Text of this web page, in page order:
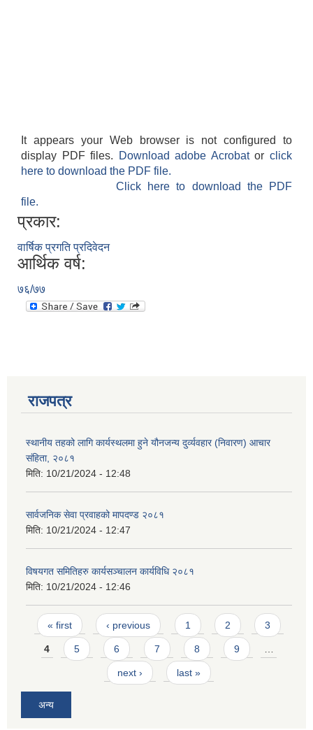
It appears your Web browser is not configured to
display PDF files.
Download adobe Acrobatorclick
here to download the PDF file.
Click here to download the PDF
file.
प्रकार:
वार्षिक प्रगति प्रदिवेदन
आर्थिक वर्ष:
७६/७७
राजपत्र
स्थानीय तहको लागि कार्यस्थलमा हुने यौनजन्य दुर्व्यवहार (निवारण) आचार
संहिता, २०८१
मिति: 10/21/2024 - 12:48
सार्वजनिक सेवा प्रवाहको मापदण्ड २०८१
मिति: 10/21/2024 - 12:47
विषयगत समितिहरु कार्यसञ्चालन कार्यविधि २०८१
मिति: 10/21/2024 - 12:46
Pages
« first ‹ previous 1 2 3
4 5 6 7 8 9
next › last »
अन्य